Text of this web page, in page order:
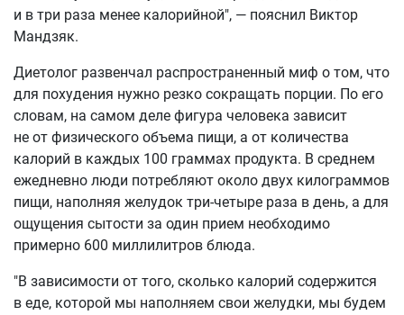
и в три раза менее калорийной", — пояснил Виктор
Мандзяк.
Диетолог развенчал распространенный миф о том, что
для похудения нужно резко сокращать порции. По его
словам, на самом деле фигура человека зависит
не от физического объема пищи, а от количества
калорий в каждых 100 граммах продукта. В среднем
ежедневно люди потребляют около двух килограммов
пищи, наполняя желудок три-четыре раза в день, а для
ощущения сытости за один прием необходимо
примерно 600 миллилитров блюда.
"В зависимости от того, сколько калорий содержится
в еде, которой мы наполняем свои желудки, мы будем